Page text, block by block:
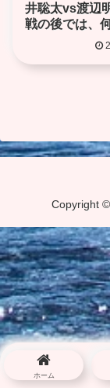
井聡太vs渡辺
戦の後では、
ゃだらけの叡
矢の持ち味か
Copyright
ホーム